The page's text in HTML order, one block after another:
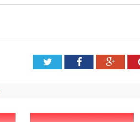
TwitterFacebook